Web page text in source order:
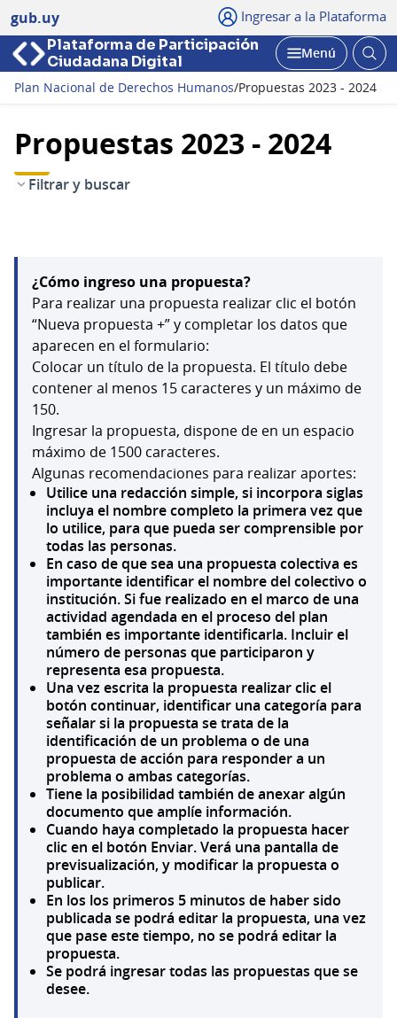
gub.uy Ingresar a la Plataforma
Plataforma de Participación
Ciudadana Digital
Abrir
Menú
Plan Nacional de Derechos Humanos/Propuestas 2023 - 2024
Propuestas 2023 - 2024
Filtrar y buscar
¿Cómo ingreso una propuesta?
Para realizar una propuesta realizar clic el botón
“Nueva propuesta +” y completar los datos que
aparecen en el formulario:
Colocar un título de la propuesta. El título debe
contener al menos 15 caracteres y un máximo de
150.
Ingresar la propuesta, dispone de en un espacio
máximo de 1500 caracteres.
Algunas recomendaciones para realizar aportes:
Utilice una redacción simple, si incorpora siglas
incluya el nombre completo la primera vez que
lo utilice, para que pueda ser comprensible por
todas las personas.
En caso de que sea una propuesta colectiva es
importante identificar el nombre del colectivo o
institución. Si fue realizado en el marco de una
actividad agendada en el proceso del plan
también es importante identificarla. Incluir el
número de personas que participaron y
representa esa propuesta.
Una vez escrita la propuesta realizar clic el
botón continuar, identificar una categoría para
señalar si la propuesta se trata de la
identificación de un problema o de una
propuesta de acción para responder a un
problema o ambas categorías.
Tiene la posibilidad también de anexar algún
documento que amplíe información.
Cuando haya completado la propuesta hacer
clic en el botón Enviar. Verá una pantalla de
previsualización, y modificar la propuesta o
publicar.
En los los primeros 5 minutos de haber sido
publicada se podrá editar la propuesta, una vez
que pase este tiempo, no se podrá editar la
propuesta.
Se podrá ingresar todas las propuestas que se
desee.